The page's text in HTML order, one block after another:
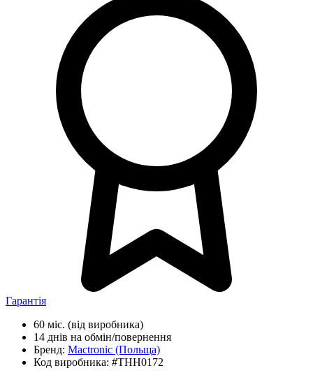
Гарантія
60 міс. (від виробника)
14 днів на обмін/повернення
Бренд: Mactronic (Польща)
Код виробника: #THH0172